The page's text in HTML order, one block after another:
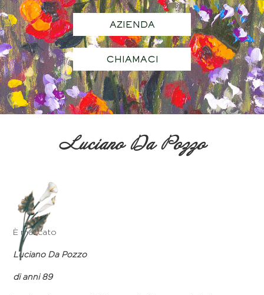
AZIENDA
CHIAMACI
Luciano Da Pozzo
È mancato
Luciano Da Pozzo
di anni 89